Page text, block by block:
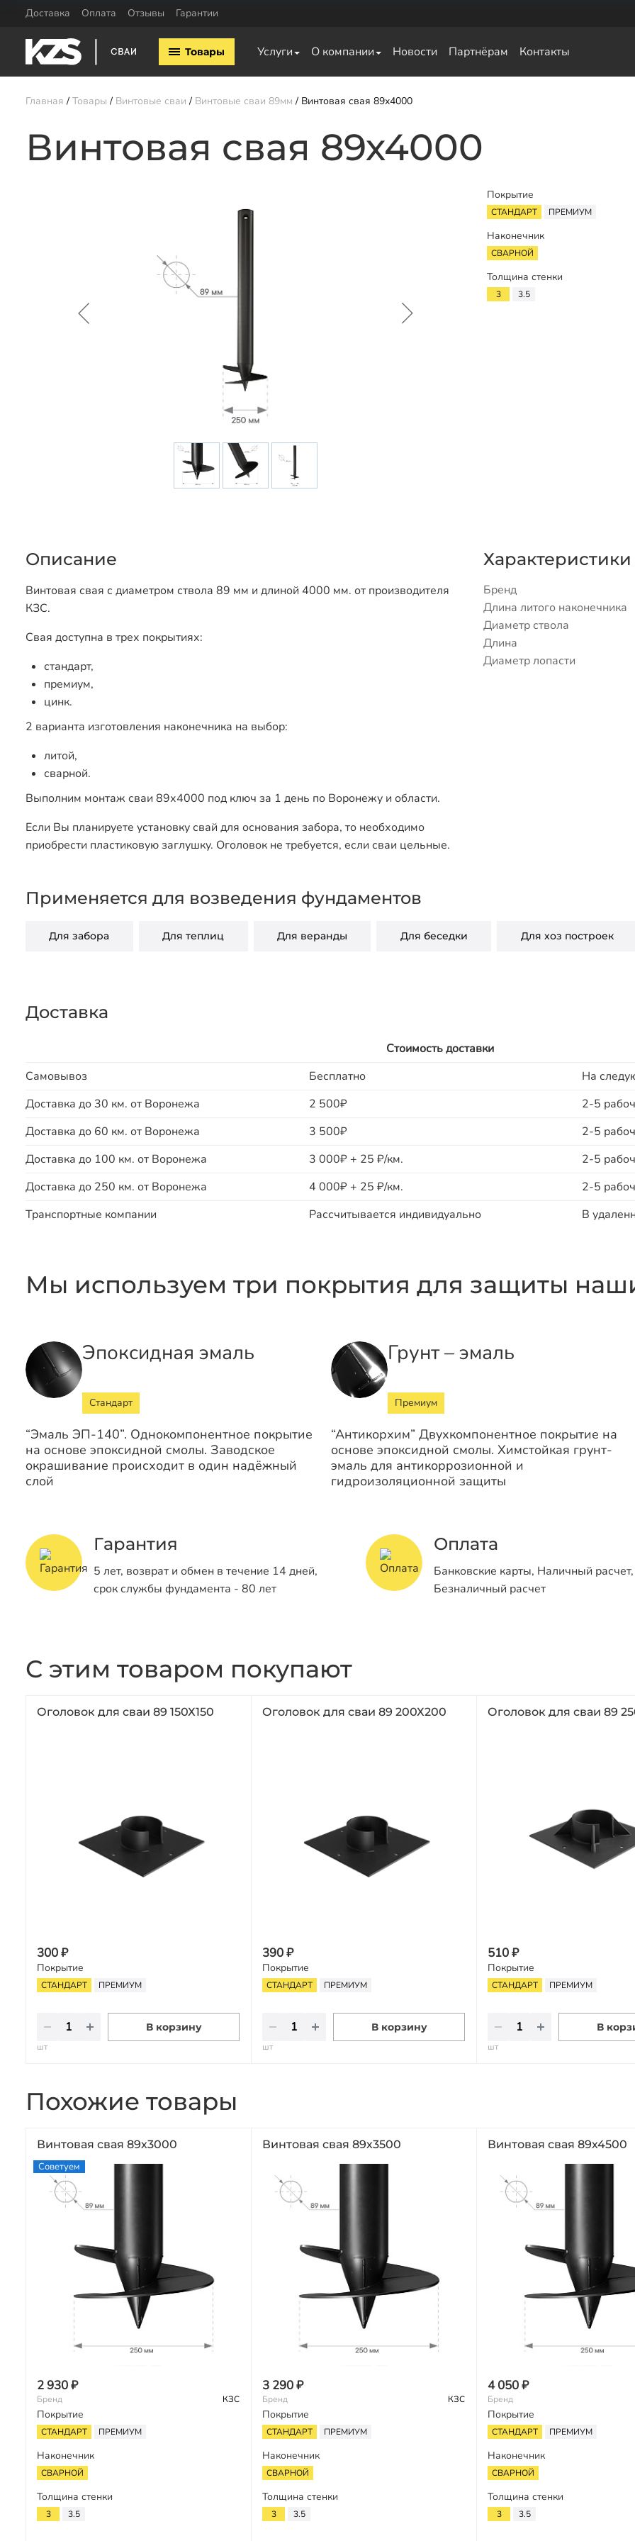
Доставка Оплата Отзывы Гарантии
Товары Услуги О компании Новости Партнёрам Контакты
Винтовые сваи 57мм
Винтовые сваи 108мм
Винтовые сваи 159мм
Винтовые сваи 219мм
Оголовки для винтовых свай
Главная Товары Винтовые сваи Винтовые сваи 89мм Винтовая свая 89х4000
Винтовая свая 89х4000
Покрытие
СТАНДАРТ ПРЕМИУМ
Наконечник
СВАРНОЙ
Толщина стенки
3 3.5
Описание
Винтовая свая с диаметром ствола 89 мм и длиной 4000 мм. от производителя
КЗС.
Свая доступна в трех покрытиях:
стандарт,
премиум,
цинк.
2 варианта изготовления наконечника на выбор:
литой,
сварной.
Выполним монтаж сваи 89х4000 под ключ за 1 день по Воронежу и области.
Если Вы планируете установку свай для основания забора, то необходимо
приобрести пластиковую заглушку. Оголовок не требуется, если сваи цельные.
Характеристики
Бренд
Длина литого наконечника
Диаметр ствола
Длина
Диаметр лопасти
Применяется для возведения фундаментов
Для забора Для теплиц Для веранды Для беседки Для хоз построек
Доставка
Стоимость доставки
Самовывоз
Бесплатно
На
Доставка до 30 км. от Воронежа
2 500₽
2-5
Доставка до 60 км. от Воронежа
3 500₽
2-5
Доставка до 100 км. от Воронежа
3 000₽ + 25 ₽/км.
2-5
Доставка до 250 км. от Воронежа
4 000₽ + 25 ₽/км.
2-5
Транспортные компании
Рассчитывается индивидуально В
Мы используем три покрытия для защиты
Эпоксидная эмаль
Стандарт
“Эмаль ЭП-140”. Однокомпонентное покрытие
на основе эпоксидной смолы. Заводское
окрашивание происходит в один надёжный
слой
Грунт – эмаль
Премиум
“Антикорхим” Двухкомпонентное покрытие на
основе эпоксидной смолы. Химстойкая грунт-
эмаль для антикоррозионной и
гидроизоляционной защиты
Гарантия
5 лет, возврат и обмен в течение 14 дней,
срок службы фундамента - 80 лет
Оплата
Банковские карты, Наличный расчет,
Безналичный расчет
С этим товаром покупают
Оголовок для сваи 89 150Х150
300 ₽
Покрытие
СТАНДАРТ ПРЕМИУМ
В корзину
шт
Оголовок для сваи 89 200Х200
390 ₽
Покрытие
СТАНДАРТ ПРЕМИУМ
В корзину
шт
Оголовок для сваи 89
510 ₽
Покрытие
СТАНДАРТ ПРЕМИУМ
В
шт
Похожие товары
Винтовая свая 89х3000
Советуем
2 930 ₽
Бренд КЗС
Покрытие
СТАНДАРТ ПРЕМИУМ
Наконечник
СВАРНОЙ
Толщина стенки
3 3.5
Винтовая свая 89х3500
3 290 ₽
Бренд КЗС
Покрытие
СТАНДАРТ ПРЕМИУМ
Наконечник
СВАРНОЙ
Толщина стенки
3 3.5
Винтовая свая 89х4500
4 050 ₽
Бренд
Покрытие
СТАНДАРТ ПРЕМИУМ
Наконечник
СВАРНОЙ
Толщина стенки
3 3.5